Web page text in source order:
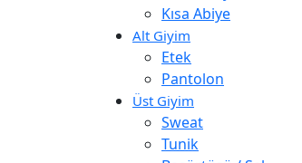
Kısa Abiye
Alt Giyim
Etek
Pantolon
Üst Giyim
Sweat
Tunik